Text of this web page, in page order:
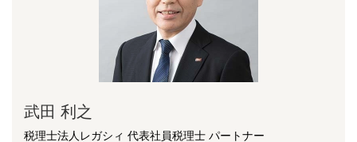
武田 利之
税理士法人レガシィ 代表社員税理士 パートナー